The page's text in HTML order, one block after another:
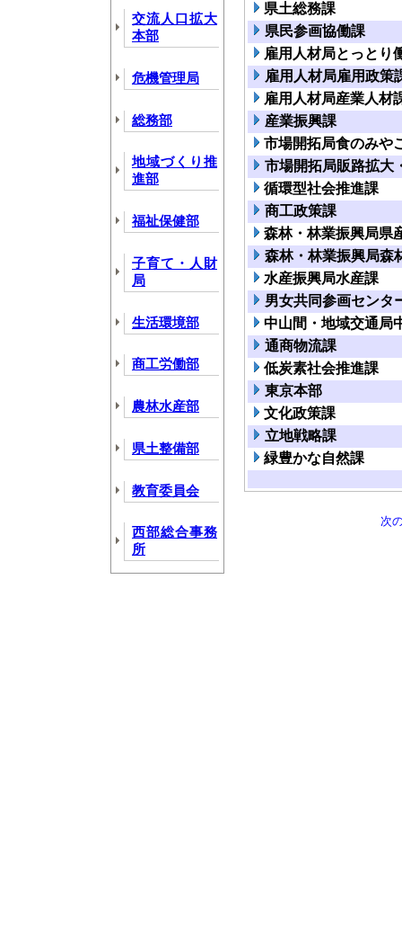
交流人口拡大
本部
危機管理局
総務部
地域づくり推
進部
福祉保健部
子育て・人財
局
生活環境部
商工労働部
農林水産部
県土整備部
教育委員会
西部総合事務
所
県土総務課
県民参画協働課
雇用人材局とっとり
雇用人材局雇用政策
雇用人材局産業人材
産業振興課
市場開拓局食のみや
市場開拓局販路拡大
循環型社会推進課
商工政策課
森林・林業振興局県
森林・林業振興局森
水産振興局水産課
男女共同参画センタ
中山間・地域交通局
通商物流課
低炭素社会推進課
東京本部
文化政策課
立地戦略課
緑豊かな自然課
次